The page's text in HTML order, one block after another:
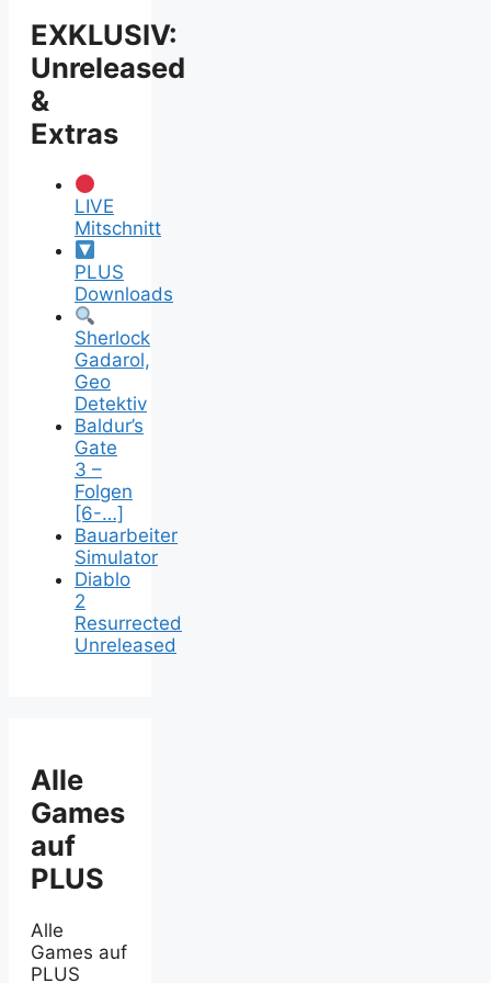
Erklärung
EXKLUSIV:
Unreleased
&
Extras
LIVE
Mitschnitt
PLUS
Downloads
Sherlock
Gadarol,
Geo
Detektiv
Baldur’s
Gate
3 –
Folgen
[6-…]
Bauarbeiter
Simulator
Diablo
2
Resurrected
Unreleased
Alle
Games
auf
PLUS
Alle
Games auf
PLUS